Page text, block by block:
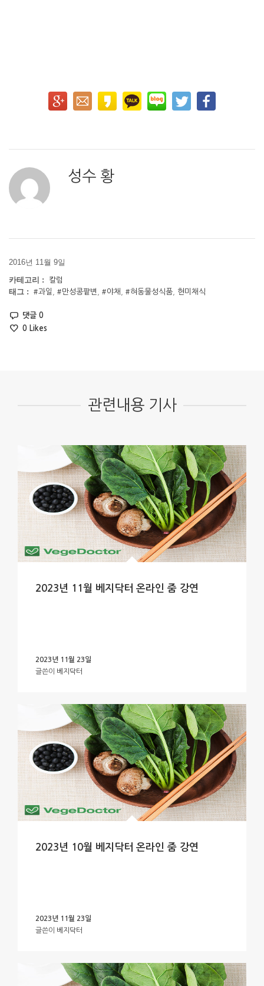
성수 황
2016년 11월 9일
카테고리 :
칼럼
태그 : #과일 #만성콩팥변 #야채 #혀동물성식품 현미채식
댓글 0
0 Likes
관련내용 기사
2023년 11월 베지닥터 온라인 줌 강연
2023년 11월 23일
글쓴이 베지닥터
2023년 10월 베지닥터 온라인 줌 강연
2023년 11월 23일
글쓴이 베지닥터